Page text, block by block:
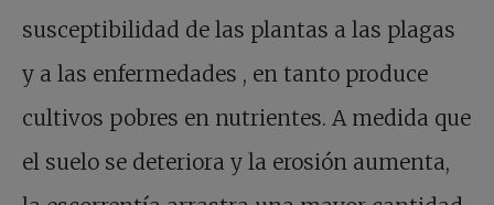
susceptibilidad de las plantas a las plagas
y a las enfermedades , en tanto produce
cultivos pobres en nutrientes. A medida que
el suelo se deteriora y la erosión aumenta,